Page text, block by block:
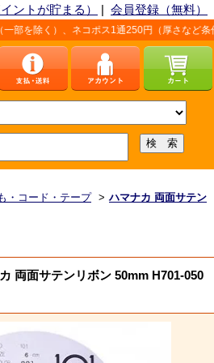
ントが貯まる） | 会員登録（無料）
ネコポス1通250円（厚さなど条件あり）。詳
・コード・テープ > ハマナカ 両面サテン
両面サテンリボン 50mm H701-050